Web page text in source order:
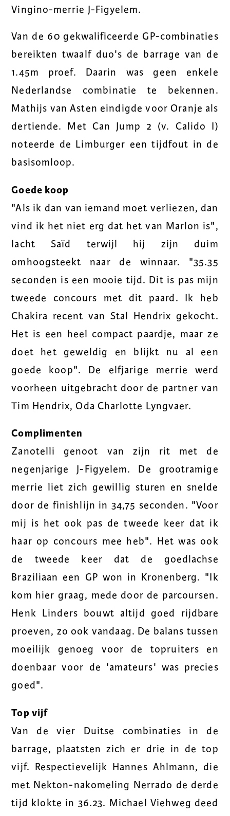
Vingino-merrie J-Figyelem.
Van de 60 gekwalificeerde GP-combinaties
bereikten twaalf duo's de barrage van de
1.45m proef. Daarin was geen enkele
Nederlandse combinatie te bekennen.
Mathijs van Asten eindigde voor Oranje als
dertiende. Met Can Jump 2 (v. Calido I)
noteerde de Limburger een tijdfout in de
basisomloop.
Goede koop
"Als ik dan van iemand moet verliezen, dan
vind ik het niet erg dat het van Marlon is",
lacht Saïd terwijl hij zijn duim
omhoogsteekt naar de winnaar. "35.35
seconden is een mooie tijd. Dit is pas mijn
tweede concours met dit paard. Ik heb
Chakira recent van Stal Hendrix gekocht.
Het is een heel compact paardje, maar ze
doet het geweldig en blijkt nu al een
goede koop". De elfjarige merrie werd
voorheen uitgebracht door de partner van
Tim Hendrix, Oda Charlotte Lyngvaer.
Complimenten
Zanotelli genoot van zijn rit met de
negenjarige J-Figyelem. De grootramige
merrie liet zich gewillig sturen en snelde
door de finishlijn in 34,75 seconden. "Voor
mij is het ook pas de tweede keer dat ik
haar op concours mee heb". Het was ook
de tweede keer dat de goedlachse
Braziliaan een GP won in Kronenberg. "Ik
kom hier graag, mede door de parcoursen.
Henk Linders bouwt altijd goed rijdbare
proeven, zo ook vandaag. De balans tussen
moeilijk genoeg voor de topruiters en
doenbaar voor de 'amateurs' was precies
goed".
Top vijf
Van de vier Duitse combinaties in de
barrage, plaatsten zich er drie in de top
vijf. Respectievelijk Hannes Ahlmann, die
met Nekton-nakomeling Nerrado de derde
tijd klokte in 36.23. Michael Viehweg deed